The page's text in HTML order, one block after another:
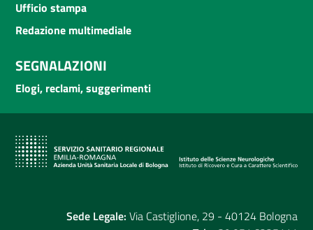
Ufficio stampa
Redazione multimediale
SEGNALAZIONI
Elogi, reclami, suggerimenti
Sede Legale: Via Castiglione, 29 - 40124 Bologna